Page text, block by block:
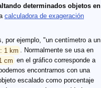
determinados objetos en
calculadora de exageración
por ejemplo, "un centímetro a un
1 km . Normalmente se usa en
cm en el gráfico corresponde a
encontrarnos con una
escalado como porcentaje